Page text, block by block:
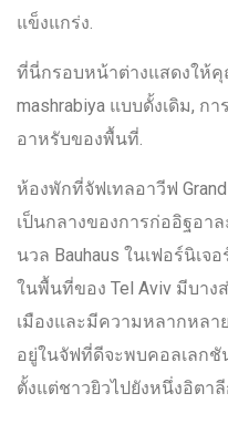
แข็งแกร่ง.
ที่นี่กรอบหน้าต่างแสดงให้
mashrabiya แบบดั้งเดิม, ก
อาหรับของพื้นที่.
ห้องพักที่จัฟเทลอาวีฟ
เป็นกลางของการก่ออิฐอา
นวล Bauhaus ในเฟอร์นิเ
ในพื้นที่ของ Tel Aviv มีบา
เมืองและมีความหลากหลา
อยู่ในจัฟที่ดีจะพบคอลเลก
ตั้งแต่ชาวยิวไปยังหนึ่งอิตา